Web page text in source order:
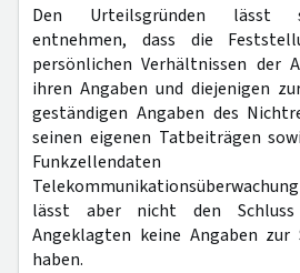
Den Urteilsgründen lässt
entnehmen, dass die
persönlichen Verhältnissen der
ihren Angaben und diejenigen
geständigen Angaben des
seinen eigenen Tatbeiträgen
lässt aber nicht den
Angeklagten keine Angaben zur
haben.